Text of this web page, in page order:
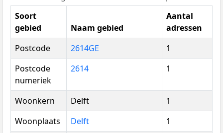
Soort
gebied
Naam gebied
Aantal
adressen
Postcode
2614GE
1
Postcode
numeriek
2614 1
Woonkern Delft
1
Woonplaats
Delft
1